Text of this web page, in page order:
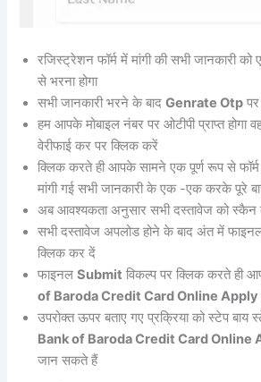
रजिस्ट्रेशन फॉर्म में मांगी की सभी जानकारी
से भरना होगा
सभी जानकारी भरने के बादGenrate Otp
हम आपके मोबाइल नंबर पर ओटीपी प्राप्त होगा
वेरीफाई कर पर क्लिक करें
क्लिक करते ही आपके सामने एक पूर्ण रूप से
मांगी गई सभी जानकारी के एक -एक करके पूरे
अब आवश्यकता अनुसार सभी दस्तावेज को
सभी दस्तावेज अपलोड होने के बाद अंत में
क्लिक कर दें
फाइनलSubmit विकल्प पर क्लिक करते ही
of Baroda Credit Card Online Apply
उपरोक्त ऊपर बताए गए प्रक्रिया को स्टेप
Bank of Baroda Credit Card Online
जान सकते हैं